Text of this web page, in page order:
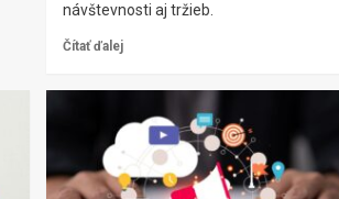
návštevnosti aj tržieb.
Čítať ďalej